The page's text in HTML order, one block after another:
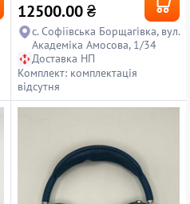
12500.00₴
с. Софіївська Борщагівка, вул.
Академіка Амосова, 1/34
Доставка НП
Комплект: комплектація
відсутня